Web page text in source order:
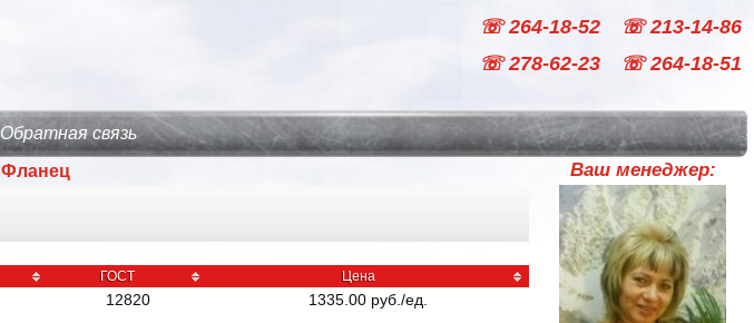
☏ 264-18-52
☏ 213-14-86
☏ 278-62-23
☏ 264-18-51
Обратная связь
Фланец
ГОСТ Цена
12820 1335.00 руб ./ед.
Ваш менеджер: